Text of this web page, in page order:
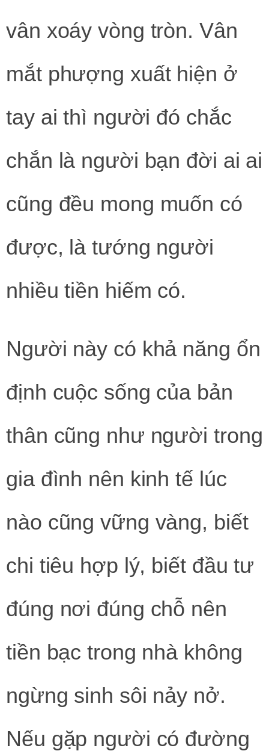
vân xoáy vòng tròn. Vân
mắt phượng xuất hiện ở
tay ai thì người đó chắc
chắn là người bạn đời ai ai
cũng đều mong muốn có
được, là tướng người
nhiều tiền hiếm có.
Người này có khả năng ổn
định cuộc sống của bản
thân cũng như người trong
gia đình nên kinh tế lúc
nào cũng vững vàng, biết
chi tiêu hợp lý, biết đầu tư
đúng nơi đúng chỗ nên
tiền bạc trong nhà không
ngừng sinh sôi nảy nở.
Nếu gặp người có đường